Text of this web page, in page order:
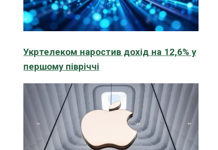
Укртелеком наростив дохід на 12,6% у
першому півріччі